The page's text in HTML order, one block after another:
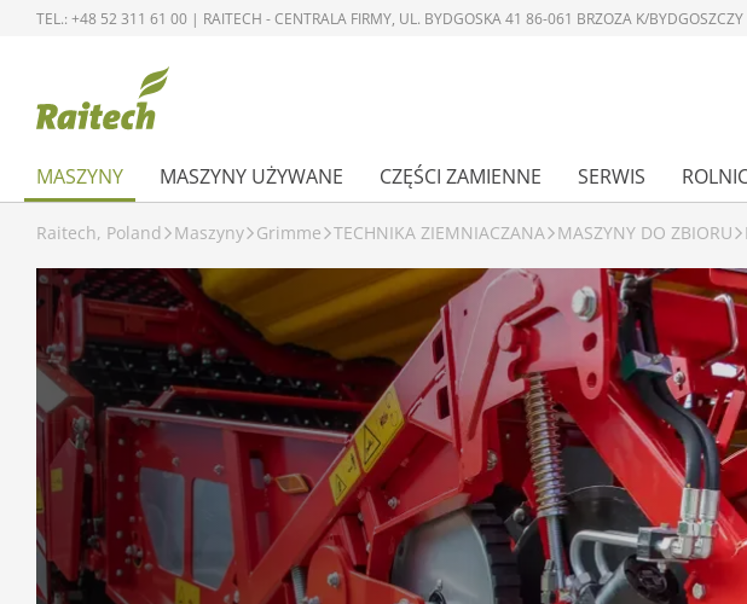
TEL.: +48 52 311 61 00 | RAITECH - CENTRALA FIRMY, UL. BYDGOSKA 41 86-061 BRZOZA K/BYDGOSZCZY
MASZYNY MASZYNY UŻYWANE CZĘŚCI ZAMIENNE SERWIS
Raitech, Poland Maszyny Grimme TECHNIKA ZIEMNIACZANA MASZYNY DO ZBIORU